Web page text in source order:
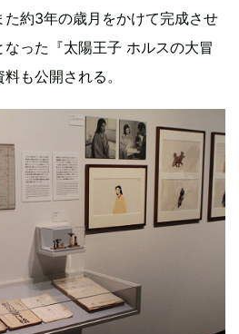
約3年の歳月をかけて完成させ
った『太陽王子 ホルスの大冒
も公開される。